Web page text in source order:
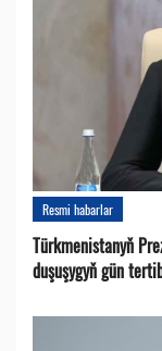
Resmi habarlar
Türkmenistanyň
duşuşygyň gün